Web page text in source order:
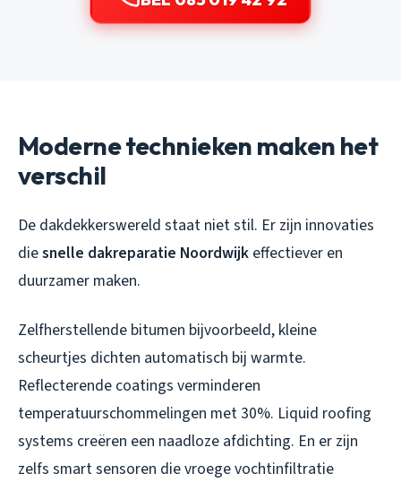
Moderne technieken maken het
verschil
De dakdekkerswereld staat niet stil. Er zijn innovaties
diesnelle dakreparatie Noordwijk effectiever en
duurzamer maken.
Zelfherstellende bitumen bijvoorbeeld, kleine
scheurtjes dichten automatisch bij warmte.
Reflecterende coatings verminderen
temperatuurschommelingen met 30%. Liquid roofing
systems creëren een naadloze afdichting. En er zijn
zelfs smart sensoren die vroege vochtinfiltratie